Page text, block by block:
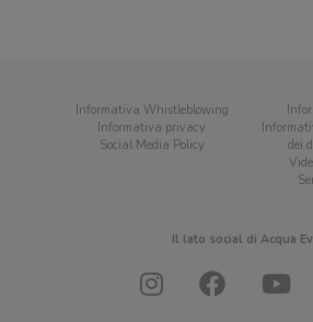
Informativa Whistleblowing
Informativa privacy
Social Media Policy
dei
Il lato social di Acqua